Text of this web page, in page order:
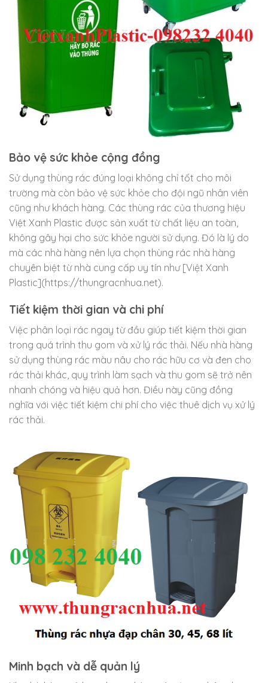
Bảo vệ sức khỏe cộng đồng
Sử dụng thùng rác đúng loại không chỉ tốt cho môi
trường mà còn bảo vệ sức khỏe cho đội ngũ nhân viên
cũng như khách hàng. Các thùng rác của thương hiệu
Việt Xanh Plastic được sản xuất từ chất liệu an toàn,
không gây hại cho sức khỏe người sử dụng. Đó là lý do
mà các nhà hàng nên lựa chọn thùng rác nhà hàng
chuyên biệt từ nhà cung cấp uy tín như [Việt Xanh
Plastic](https://thungracnhua.net).
Tiết kiệm thời gian và chi phí
Việc phân loại rác ngay từ đầu giúp tiết kiệm thời gian
trong quá trình thu gom và xử lý rác thải. Nếu nhà hàng
sử dụng thùng rác màu nâu cho rác hữu cơ và đen cho
rác thải khác, quy trình làm sạch và thu gom sẽ trở nên
nhanh chóng và hiệu quả hơn. Điều này cũng đồng
nghĩa với việc tiết kiệm chi phí cho việc thuê dịch vụ xử lý
rác thải.
Minh bạch và dễ quản lý